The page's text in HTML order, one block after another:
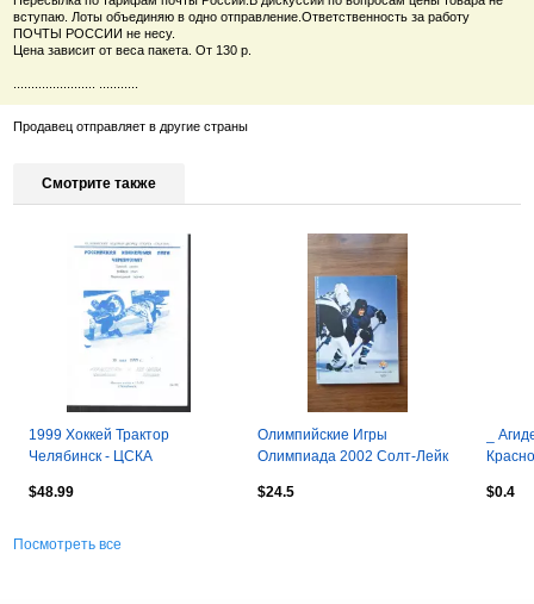
вступаю. Лоты объединяю в одно отправление.Ответственность за работу
ПОЧТЫ РОССИИ не несу.
Цена зависит от веса пакета. От 130 р.
Продавец отправляет в другие страны
Смотрите также
1999 Хоккей Трактор
Челябинск - ЦСКА
$48.99
Олимпийские Игры
Олимпиада 2002 Солт-Лейк
результаты Женщин
$24.5
_
$0.4
Посмотреть все